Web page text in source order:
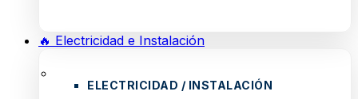
🔥 Electricidad e Instalación
ELECTRICIDAD / INSTALACIÓN